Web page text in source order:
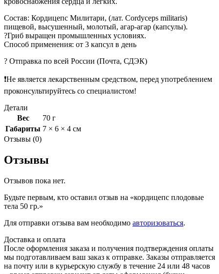
Состав: Кордицепс Милитари, (лат. Cordyceps militaris)
пищевой, высушенный, молотый, агар-агар (капсулы).
?Гриб выращен промышленных условиях.
Способ применения: от 3 капсул в день
? Отправка по всей России (Почта, СДЭК)
❗️Не является лекарственным средством, перед употреблением
проконсультируйтесь со специалистом!
Детали
Вес
70 г
Габариты 7 × 6 × 4 см
Отзывы (0)
Отзывы
Отзывов пока нет.
Будьте первым, кто оставил отзыв на «кордицепс плодовые
тела 50 гр.»
Для отправки отзыва вам необходимо авторизоваться.
Доставка и оплата
После оформления заказа и получения подтверждения оплаты
мы подготавливаем ваш заказ к отправке. Заказы отправляется
на почту или в курьерскую службу в течение 24 или 48 часов